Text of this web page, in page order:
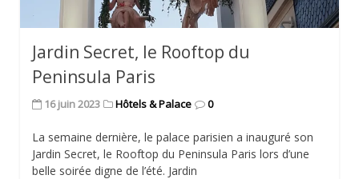
Jardin Secret, le Rooftop du
Peninsula Paris
16 juin 2023 Hôtels & Palace 0
La semaine dernière, le palace parisien a inauguré son
Jardin Secret, le Rooftop du Peninsula Paris lors d’une
belle soirée digne de l’été. Jardin